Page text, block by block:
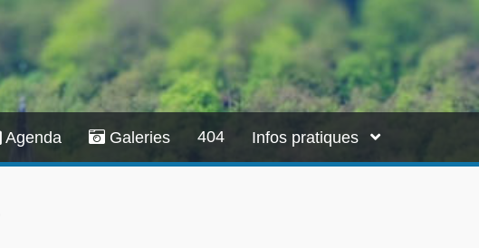
Agenda Galeries 404 Infos pratiques